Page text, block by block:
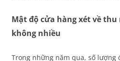
Mật độ cửa hàng xét về
không nhiều
Trong những năm qua, số